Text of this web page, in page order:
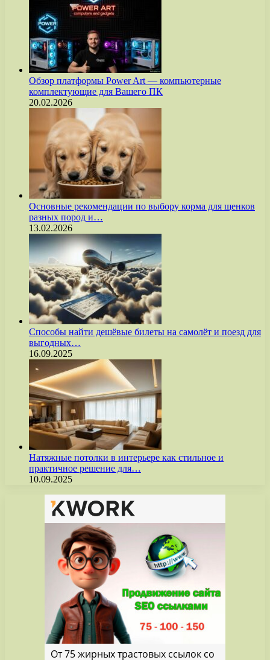
Обзор платформы Power Art — компьютерные
комплектующие для Вашего ПК
20.02.2026
Основные рекомендации по выбору корма для щенков
разных пород и…
13.02.2026
Способы найти дешёвые билеты на самолёт и поезд для
выгодных…
16.09.2025
Натяжные потолки в интерьере как стильное и
практичное решение для…
10.09.2025